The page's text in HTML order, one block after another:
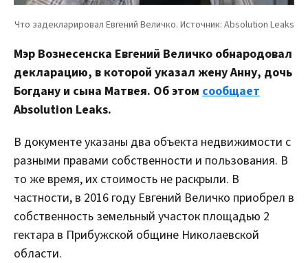
Мэр Вознесенска Евгений Величко обнародовал
декларацию, в которой указал жену Анну, дочь
Богдану и сына Матвея. Об этом сообщает
Absolution Leaks.
В документе указаны два объекта недвижимости с
разными правами собственности и пользования. В
то же время, их стоимость не раскрыли. В
частности, в 2016 году Евгений Величко приобрел в
собственность земельный участок площадью 2
гектара в Прибужской общине Николаевской
области.